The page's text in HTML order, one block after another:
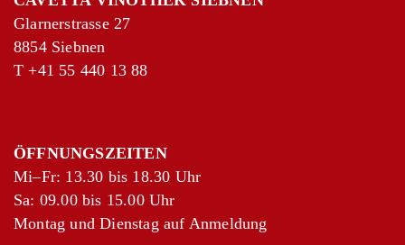
Glarnerstrasse 27
8854 Siebnen
T +41 55 440 13 88
ÖFFNUNGSZEITEN
Mi–Fr: 13.30 bis 18.30 Uhr
Sa: 09.00 bis 15.00 Uhr
Montag und Dienstag auf Anmeldung